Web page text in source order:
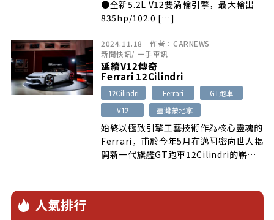
●全新5.2L V12雙渦輪引擎，最大輸出
835hp/102.0 […]
2024.11.18 作者： CARNEWS
新聞快訊/ 一手車訊
延續V12傳奇
Ferrari 12Cilindri
12Cilindri Ferrari
GT跑車
V12
臺灣蒙地拿
始終以極致引擎工藝技術作為核心靈魂的
Ferrari，甫於今年5月在邁阿密向世人揭
開新一代旗艦GT跑車12Cilindri的嶄新
人氣排行